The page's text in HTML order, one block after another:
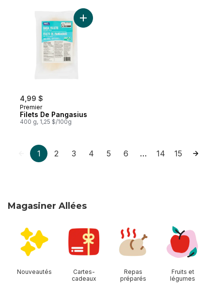
4,99 $
Premier
Filets De Pangasius
400 g, 1,25 $/100g
Ajouter Filets De Pangasius au panier
1 2 3 4 5 6 … 14 15
Magasiner Allées
Nouveautés
Cartes-
cadeaux
Repas
préparés
Fruits et
légumes